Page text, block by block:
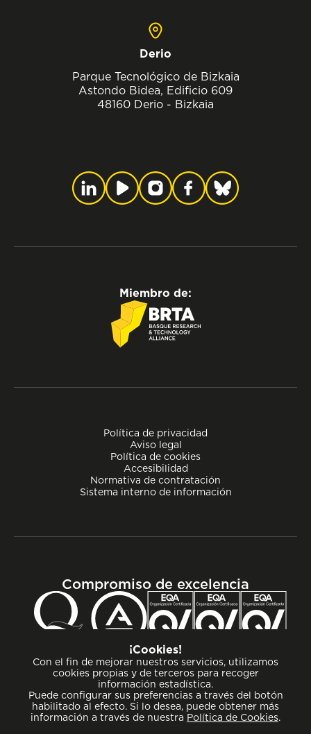
Derio
Parque Tecnológico de Bizkaia
Astondo Bidea, Edificio 609
48160 Derio - Bizkaia
Política de privacidad
Aviso legal
Política de cookies
Accesibilidad
Normativa de contratación
Sistema interno de información
Miembro de:
Compromiso de excelencia
¡Cookies!
Con el fin de mejorar nuestros servicios, utilizamos
cookies propias y de terceros para recoger
información estadística.
Puede configurar sus preferencias a través del botón
habilitado al efecto. Si lo desea, puede obtener más
información a través de nuestra Política de Cookies.